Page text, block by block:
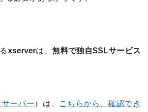
xserverは、無料で独自SSLサービス
ーバー）は、
こちらから、確認でき